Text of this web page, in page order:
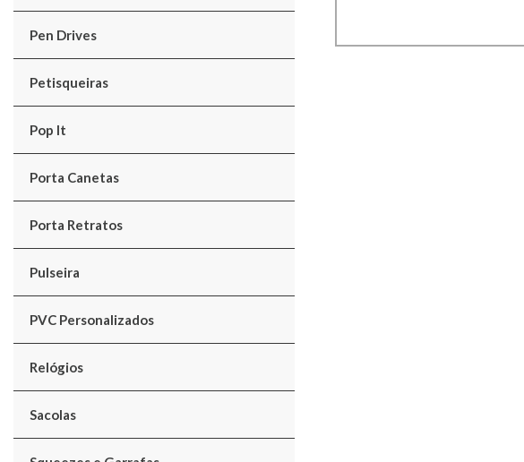
Pen Drives
Petisqueiras
Pop It
Porta Canetas
Porta Retratos
Pulseira
PVC Personalizados
Relógios
Sacolas